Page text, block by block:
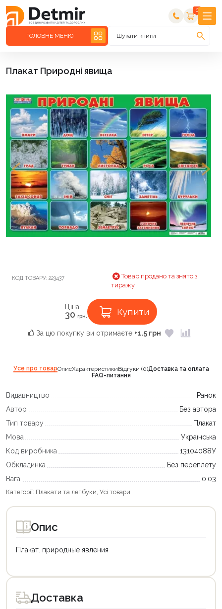
0
ГОЛОВНЕ МЕНЮ Шукати книги
Плакат Природні явища
КОД ТОВАРУ: 223437
Товар продано та знято з
тиражу
Ціна:
30 грн. Купити
За цю покупку ви отримаєте +1.5 грн
Усе про товарОписХарактеристикиВідгуки (0)Доставка та оплата
FAQ-питання
Видавництво
Ранок
Автор
Без автора
Тип товару
Плакат
Мова
Українська
Код виробника
13104088У
Обкладинка
Без переплету
Вага
0.03
Категорії: Плакати та лепбуки, Усі товари
Опис
Плакат. природные явления
Доставка